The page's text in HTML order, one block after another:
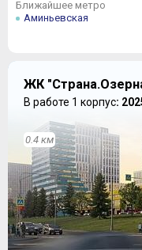
Ближайшее метро
Аминьевская
ЖК
В работе 1 корпус:
0.4 км